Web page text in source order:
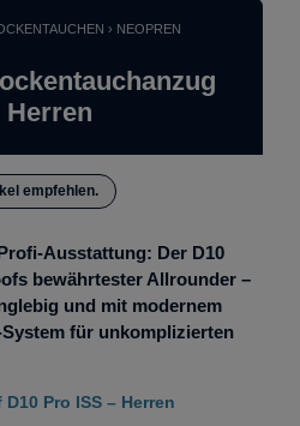
› NEOPREN
Herren
empfehlen.
Ausstattung: Der D10
bewährtester Allrounder –
und mit modernem
für unkomplizierten
Pro ISS – Herren